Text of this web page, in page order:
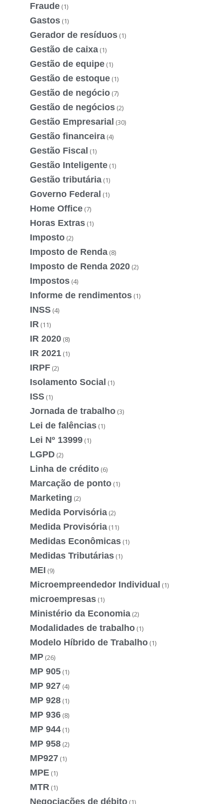
Fraude (1)
Gastos (1)
Gerador de resíduos (1)
Gestão de caixa (1)
Gestão de equipe (1)
Gestão de estoque (1)
Gestão de negócio (7)
Gestão de negócios (2)
Gestão Empresarial (30)
Gestão financeira (4)
Gestão Fiscal (1)
Gestão Inteligente (1)
Gestão tributária (1)
Governo Federal (1)
Home Office (7)
Horas Extras (1)
Imposto (2)
Imposto de Renda (8)
Imposto de Renda 2020 (2)
Impostos (4)
Informe de rendimentos (1)
INSS (4)
IR (11)
IR 2020 (8)
IR 2021 (1)
IRPF (2)
Isolamento Social (1)
ISS (1)
Jornada de trabalho (3)
Lei de falências (1)
Lei Nº 13999 (1)
LGPD (2)
Linha de crédito (6)
Marcação de ponto (1)
Marketing (2)
Medida Porvisória (2)
Medida Provisória (11)
Medidas Econômicas (1)
Medidas Tributárias (1)
MEI (9)
Microempreendedor Individual (1)
microempresas (1)
Ministério da Economia (2)
Modalidades de trabalho (1)
Modelo Híbrido de Trabalho (1)
MP (26)
MP 905 (1)
MP 927 (4)
MP 928 (1)
MP 936 (8)
MP 944 (1)
MP 958 (2)
MP927 (1)
MPE (1)
MTR (1)
Negociações de débito (1)